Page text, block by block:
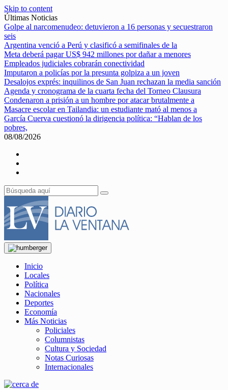
Skip to content
Últimas Noticias
Golpe al narcomenudeo: detuvieron a 16 personas y secuestraron
seis
Argentina venció a Perú y clasificó a semifinales de la
Meta deberá pagar US$ 942 millones por dañar a menores
Empleados judiciales cobrarán conectividad
Imputaron a policías por la presunta golpiza a un joven
Desalojos exprés: inquilinos de San Juan rechazan la media sanción
Agenda y cronograma de la cuarta fecha del Torneo Clausura
Condenaron a prisión a un hombre por atacar brutalmente a
Masacre escolar en Tailandia: un estudiante mató al menos a
García Cuerva cuestionó la dirigencia política: “Hablan de los
pobres,
08/08/2026
Inicio
Locales
Política
Nacionales
Deportes
Economía
Más Noticias
Policiales
Columnistas
Cultura y Sociedad
Notas Curiosas
Internacionales